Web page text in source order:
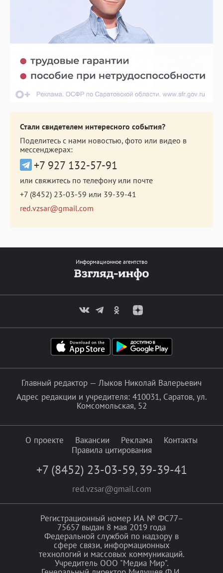
Стали свидетелем интересного события?
Поделитесь с нами новостью, фото или видео в
мессенджерах:
+7 927 132-57-91
или свяжитесь по телефону или почте
+7 (8452) 23-03-59 или 39-39-41
red.vzsar@gmail.com
Информационное агентство
Главный редактор — Лыков Николай Валерьевич
Адрес редакции и учредителя: 410031, Саратов, ул.
Комсомольская, 52
О проекте Вакансии Реклама
Контакты
Правила цитирования
+7 (8452) 23-03-59, 39-39-41
red.vzsar@gmail.com
Регистрационный номер ИА № ФС77–
75657 выдан 8 мая 2019 года
Федеральной службой по надзору в
сфере связи, информационных
технологий и массовых коммуникаций.
Учредитель ООО "Медиа Мир".